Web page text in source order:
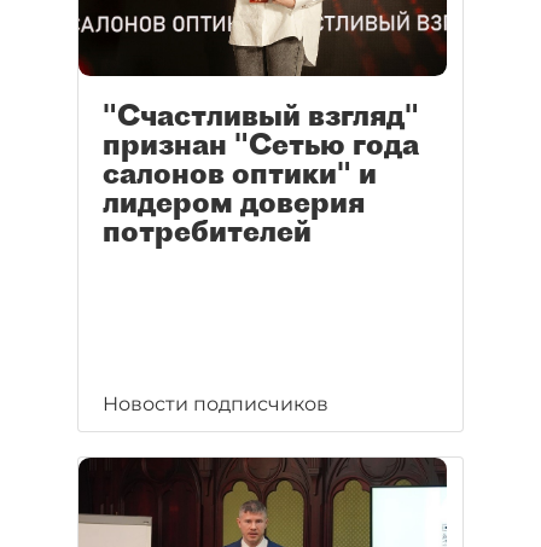
"Счастливый взгляд"
признан "Сетью года
салонов оптики" и
лидером доверия
потребителей
Новости подписчиков